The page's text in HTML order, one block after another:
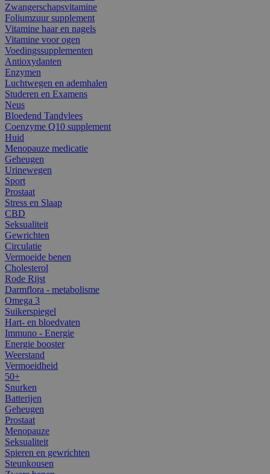
Zwangerschapsvitamine
Foliumzuur supplement
Vitamine haar en nagels
Vitamine voor ogen
Voedingssupplementen
Antioxydanten
Enzymen
Luchtwegen en ademhalen
Studeren en Examens
Neus
Bloedend Tandvlees
Coenzyme Q10 supplement
Huid
Menopauze medicatie
Geheugen
Urinewegen
Sport
Prostaat
Stress en Slaap
CBD
Seksualiteit
Gewrichten
Circulatie
Vermoeide benen
Cholesterol
Rode Rijst
Darmflora - metabolisme
Omega 3
Suikerspiegel
Hart- en bloedvaten
Immuno - Energie
Energie booster
Weerstand
Vermoeidheid
50+
Snurken
Batterijen
Geheugen
Prostaat
Menopauze
Seksualiteit
Spieren en gewrichten
Steunkousen